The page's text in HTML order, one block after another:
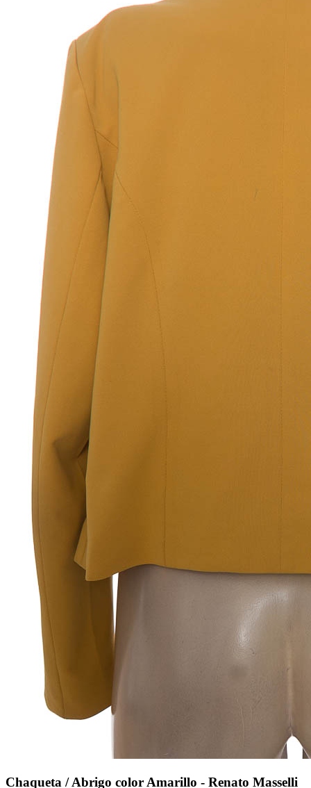
Chaqueta / Abrigo color Amarillo - Renato Masselli